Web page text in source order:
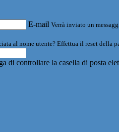
E-mail Verrà inviato un
al nome utente? Effettua il reset della
di controllare la casella di posta